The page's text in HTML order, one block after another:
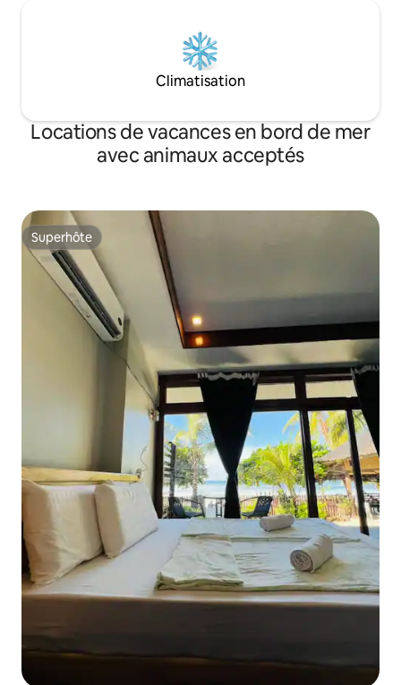
Climatisation
Locations de vacances en bord de mer
avec animaux acceptés
Superhôte
Superhôte